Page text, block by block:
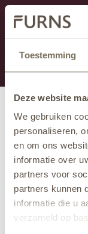
Toestemming
Deze website
We gebruiken
personaliseren,
en om ons
informatie over
partners voor
partners kunnen
informatie die u
verzameld op
Dieser
Wenn Sie
unter +31 413